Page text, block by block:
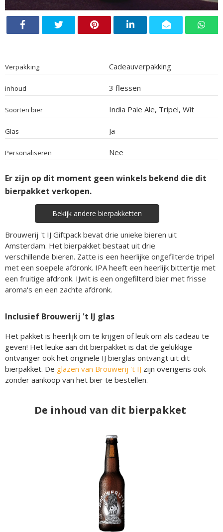
Verpakking Cadeauverpakking
inhoud 3 flessen
Soorten bier India Pale Ale, Tripel, Wit
Glas Ja
Personaliseren Nee
Er zijn op dit moment geen winkels bekend die dit
bierpakket verkopen.
Bekijk andere bierpakketten
Brouwerij 't IJ Giftpack bevat drie unieke bieren uit
Amsterdam. Het bierpakket bestaat uit drie
verschillende bieren. Zatte is een heerlijke ongefilterde tripel
met een soepele afdronk. IPA heeft een heerlijk bittertje met
een fruitige afdronk. IJwit is een ongefilterd bier met frisse
aroma's en een zachte afdronk.
Inclusief Brouwerij 't IJ glas
Het pakket is heerlijk om te krijgen of leuk om als cadeau te
geven! Het leuke aan dit bierpakket is dat de gelukkige
ontvanger ook het originele IJ bierglas ontvangt uit dit
bierpakket. De glazen van Brouwerij 't IJ zijn overigens ook
zonder aankoop van het bier te bestellen.
De inhoud van dit bierpakket